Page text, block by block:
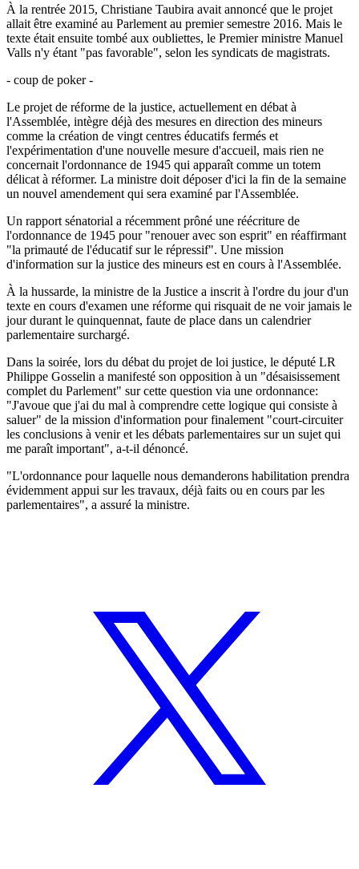
À la rentrée 2015, Christiane Taubira avait annoncé que le projet
allait être examiné au Parlement au premier semestre 2016. Mais le
texte était ensuite tombé aux oubliettes, le Premier ministre Manuel
Valls n'y étant "pas favorable", selon les syndicats de magistrats.
- coup de poker -
Le projet de réforme de la justice, actuellement en débat à
l'Assemblée, intègre déjà des mesures en direction des mineurs
comme la création de vingt centres éducatifs fermés et
l'expérimentation d'une nouvelle mesure d'accueil, mais rien ne
concernait l'ordonnance de 1945 qui apparaît comme un totem
délicat à réformer. La ministre doit déposer d'ici la fin de la semaine
un nouvel amendement qui sera examiné par l'Assemblée.
Un rapport sénatorial a récemment prôné une réécriture de
l'ordonnance de 1945 pour "renouer avec son esprit" en réaffirmant
"la primauté de l'éducatif sur le répressif". Une mission
d'information sur la justice des mineurs est en cours à l'Assemblée.
À la hussarde, la ministre de la Justice a inscrit à l'ordre du jour d'un
texte en cours d'examen une réforme qui risquait de ne voir jamais le
jour durant le quinquennat, faute de place dans un calendrier
parlementaire surchargé.
Dans la soirée, lors du débat du projet de loi justice, le député LR
Philippe Gosselin a manifesté son opposition à un "désaisissement
complet du Parlement" sur cette question via une ordonnance:
"J'avoue que j'ai du mal à comprendre cette logique qui consiste à
saluer" de la mission d'information pour finalement "court-circuiter
les conclusions à venir et les débats parlementaires sur un sujet qui
me paraît important", a-t-il dénoncé.
"L'ordonnance pour laquelle nous demanderons habilitation prendra
évidemment appui sur les travaux, déjà faits ou en cours par les
parlementaires", a assuré la ministre.